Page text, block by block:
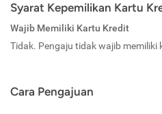
Syarat Kepemilikan Kartu
Wajib Memiliki Kartu Kredit
Tidak. Pengaju tidak wajib memiliki
Cara Pengajuan